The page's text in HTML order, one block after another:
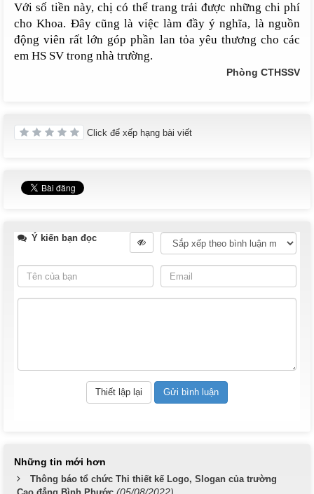
Với số tiền này, chị có thể trang trải được những chi phí
cho Khoa. Đây cũng là việc làm đầy ý nghĩa, là nguồn
động viên rất lớn góp phần lan tỏa yêu thương cho các
em HS SV trong nhà trường.
Phòng CTHSSV
Click để xếp hạng bài viết
Ý kiến bạn đọc
Những tin mới hơn
Thông báo tổ chức Thi thiết kế Logo, Slogan của trường